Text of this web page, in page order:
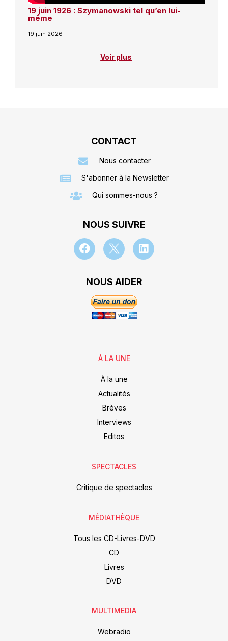
19 juin 1926 : Szymanowski tel qu’en lui-
même
19 juin 2026
Voir plus
CONTACT
Nous contacter
S'abonner à la Newsletter
Qui sommes-nous ?
NOUS SUIVRE
NOUS AIDER
À LA UNE
À la une
Actualités
Brèves
Interviews
Editos
SPECTACLES
Critique de spectacles
MÉDIATHÈQUE
Tous les CD-Livres-DVD
CD
Livres
DVD
MULTIMEDIA
Webradio